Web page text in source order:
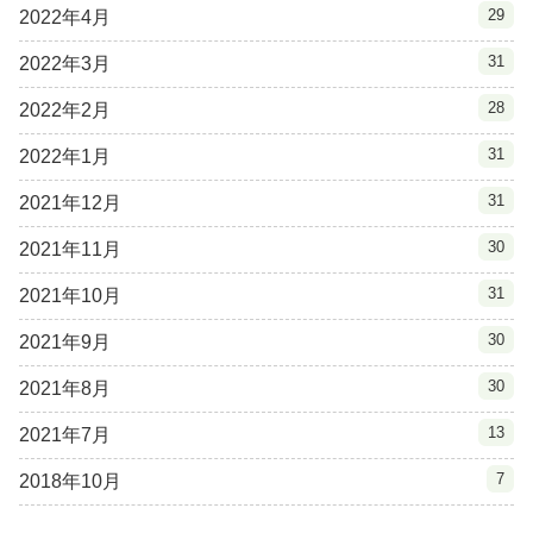
2022年4月 29
2022年3月 31
2022年2月 28
2022年1月 31
2021年12月 31
2021年11月 30
2021年10月 31
2021年9月 30
2021年8月 30
2021年7月 13
2018年10月 7